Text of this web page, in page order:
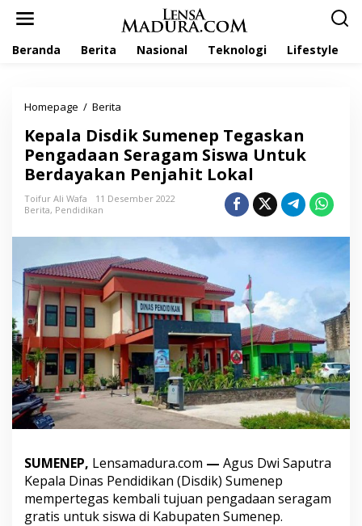
Beranda Berita Nasional Teknologi Lifestyle
Homepage / Berita
p
a
a
D
d
k
S
u
m
n
e
p
T
e
a
a
n
P
e
Kepala Disdik Sumenep Tegaskan
Pengadaan Seragam Siswa Untuk
Berdayakan Penjahit Lokal
Toifur Ali Wafa
11 Desember 2022
Berita, Pendidikan
SUMENEP, Lensamadura.com — Agus Dwi Saputra
Kepala Dinas Pendidikan (Disdik) Sumenep
mempertegas kembali tujuan pengadaan seragam
gratis untuk siswa di Kabupaten Sumenep.